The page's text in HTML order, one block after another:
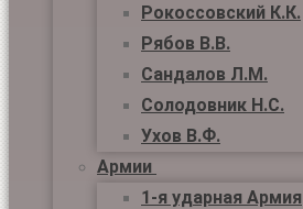
Рокоссовский К.К.
Рябов В.В.
Сандалов Л.М.
Солодовник Н.С.
Ухов В.Ф.
Армии
1-я ударная Армия